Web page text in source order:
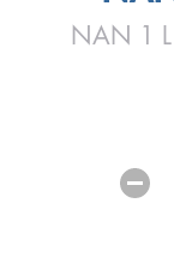
NAN 1 L